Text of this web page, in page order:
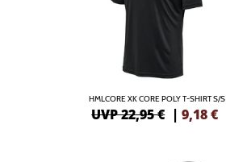
HMLCORE XK CORE POLY T-SHIRT S/S
UVP 22,95 € |9,18€